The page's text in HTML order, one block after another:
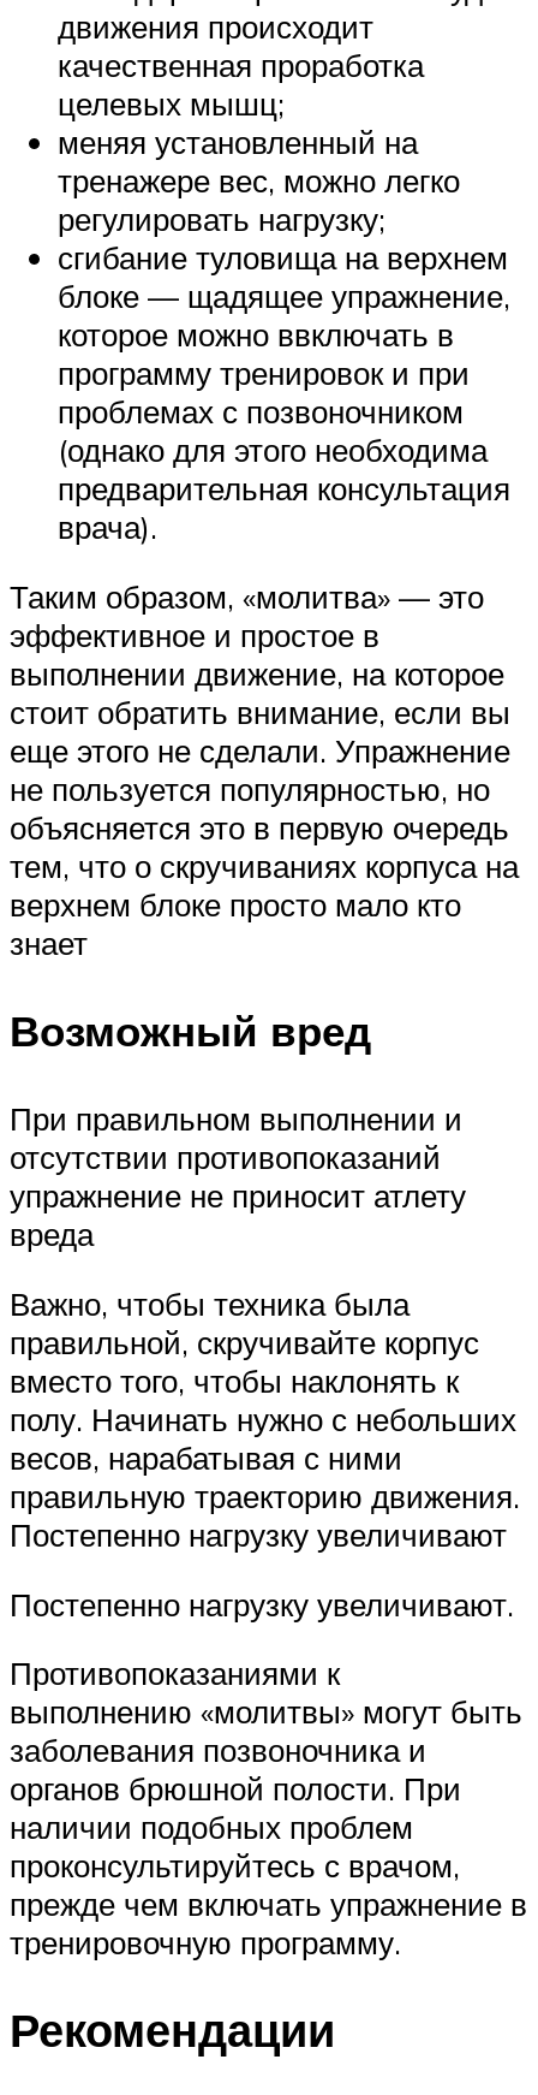
движения происходит
качественная проработка
целевых мышц;
меняя установленный на
тренажере вес, можно легко
регулировать нагрузку;
сгибание туловища на верхнем
блоке — щадящее упражнение,
которое можно ввключать в
программу тренировок и при
проблемах с позвоночником
(однако для этого необходима
предварительная консультация
врача).
Таким образом, «молитва» — это
эффективное и простое в
выполнении движение, на которое
стоит обратить внимание, если вы
еще этого не сделали. Упражнение
не пользуется популярностью, но
объясняется это в первую очередь
тем, что о скручиваниях корпуса на
верхнем блоке просто мало кто
знает
Возможный вред
При правильном выполнении и
отсутствии противопоказаний
упражнение не приносит атлету
вреда
Важно, чтобы техника была
правильной, скручивайте корпус
вместо того, чтобы наклонять к
полу. Начинать нужно с небольших
весов, нарабатывая с ними
правильную траекторию движения.
Постепенно нагрузку увеличивают
Постепенно нагрузку увеличивают.
Противопоказаниями к
выполнению «молитвы» могут быть
заболевания позвоночника и
органов брюшной полости. При
наличии подобных проблем
проконсультируйтесь с врачом,
прежде чем включать упражнение в
тренировочную программу.
Рекомендации